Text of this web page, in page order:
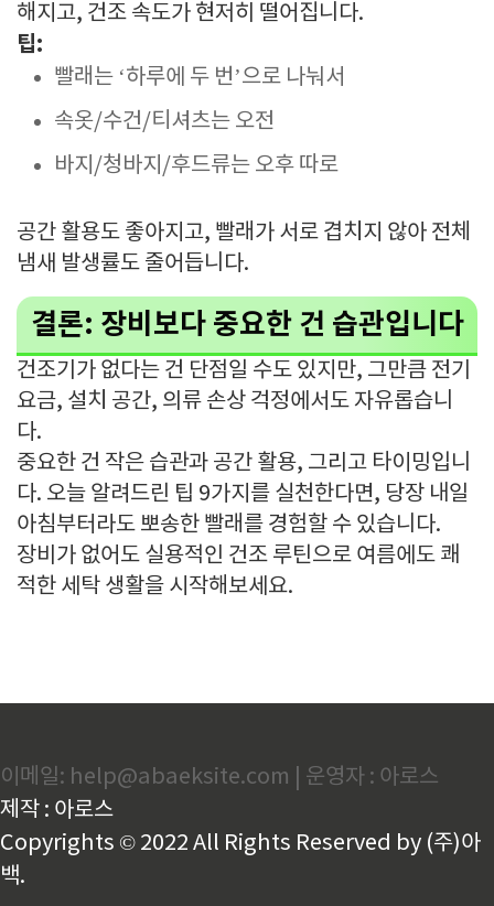
해지고, 건조 속도가 현저히 떨어집니다.
팁:
빨래는 ‘하루에 두 번’으로 나눠서
속옷/수건/티셔츠는 오전
바지/청바지/후드류는 오후 따로
공간 활용도 좋아지고, 빨래가 서로 겹치지 않아 전체
냄새 발생률도 줄어듭니다.
결론: 장비보다 중요한 건 습관입니다
건조기가 없다는 건 단점일 수도 있지만, 그만큼 전기
요금, 설치 공간, 의류 손상 걱정에서도 자유롭습니
다.
중요한 건 작은 습관과 공간 활용, 그리고 타이밍입니
다. 오늘 알려드린 팁 9가지를 실천한다면, 당장 내일
아침부터라도 뽀송한 빨래를 경험할 수 있습니다.
장비가 없어도 실용적인 건조 루틴으로 여름에도 쾌
적한 세탁 생활을 시작해보세요.
이메일: help@abaeksite.com | 운영자 : 아로스
제작 : 아로스
Copyrights © 2022 All Rights Reserved by (주)아
백.